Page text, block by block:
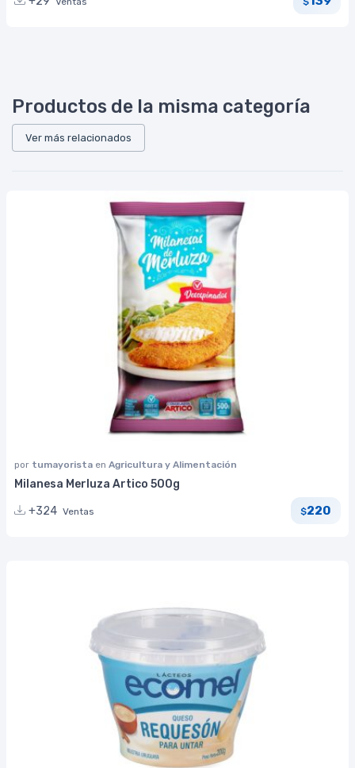
Productos de la misma categoría
Ver más relacionados
por tumayorista en Agricultura y Alimentación
Milanesa Merluza Artico 500g
+324 Ventas $220